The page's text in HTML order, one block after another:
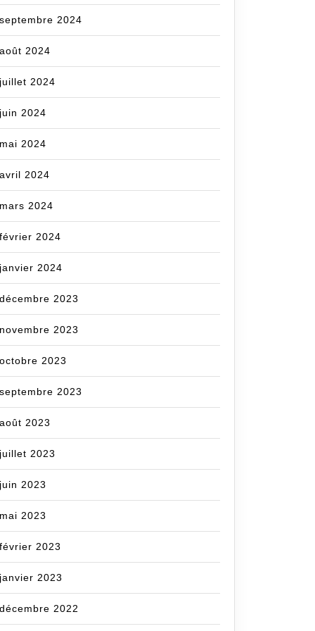
septembre 2024
août 2024
juillet 2024
juin 2024
mai 2024
avril 2024
mars 2024
février 2024
janvier 2024
décembre 2023
novembre 2023
octobre 2023
septembre 2023
août 2023
juillet 2023
juin 2023
mai 2023
février 2023
janvier 2023
décembre 2022